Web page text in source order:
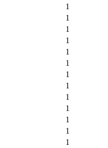
1
1
1
1
1
1
1
1
1
1
1
1
1